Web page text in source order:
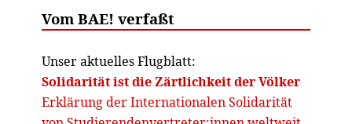
Vom BAE! verfaßt
Unser aktuelles Flugblatt:
Solidarität ist die Zärtlichkeit der Völker
Erklärung der Internationalen Solidarität